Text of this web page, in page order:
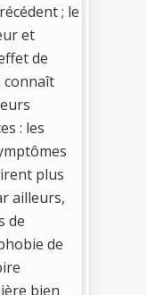
; le
et
de
connaît
: les
plus
ailleurs,
de
de
bien